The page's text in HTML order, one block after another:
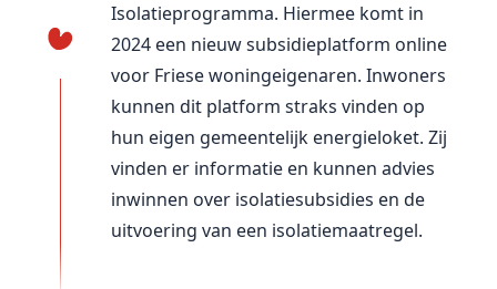
Isolatieprogramma. Hiermee komt in
2024 een nieuw subsidieplatform online
voor Friese woningeigenaren. Inwoners
kunnen dit platform straks vinden op
hun eigen gemeentelijk energieloket. Zij
vinden er informatie en kunnen advies
inwinnen over isolatiesubsidies en de
uitvoering van een isolatiemaatregel.